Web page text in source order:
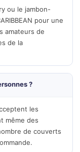
ou le jambon-
pour une
amateurs de
de la
?
les
même des
de couverts